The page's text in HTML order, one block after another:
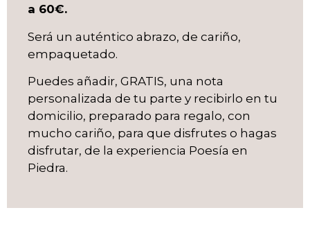
a 60€.
Será un auténtico abrazo, de cariño,
empaquetado.
Puedes añadir, GRATIS, una nota
personalizada de tu parte y recibirlo en tu
domicilio, preparado para regalo, con
mucho cariño, para que disfrutes o hagas
disfrutar, de la experiencia Poesía en
Piedra.